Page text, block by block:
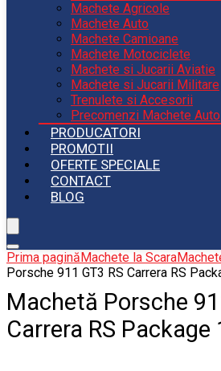
Machete Agricole
Machete Auto
Machete Camioane
Machete Motociclete
Machete si Jucarii Aviatie
Machete si Jucarii Militare
Trenulete si Accesorii
Precomenzi Machete Auto
PRODUCATORI
PROMOTII
OFERTE SPECIALE
CONTACT
BLOG
Prima paginăMachete la Scara
Porsche 911 GT3 RS Carrera RS
Machetă Porsche
Carrera RS Package